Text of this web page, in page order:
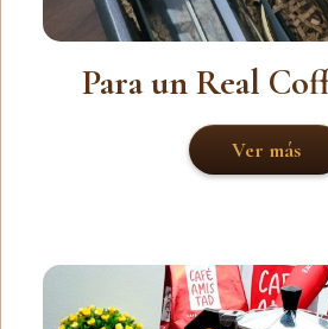
Para un Real
Ver más